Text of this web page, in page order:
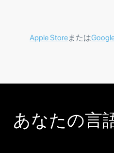
Apple Storeまたは
あなたの言